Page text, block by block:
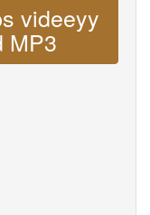
videeyy
MP3